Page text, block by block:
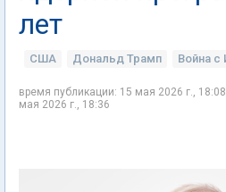
лет
США Дональд Трамп Война с
время публикации: 15 мая 2026 г.,
мая 2026 г., 18:36